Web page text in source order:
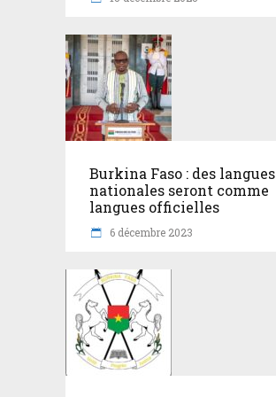
Burkina Faso : des langues
nationales seront comme
langues officielles
6 décembre 2023